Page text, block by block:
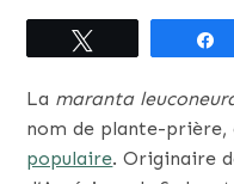
La maranta
nom de plante-prière,
populaire. Originaire